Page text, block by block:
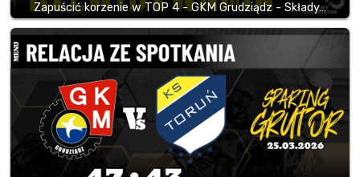
Zapuścić korzenie w TOP 4 - GKM Grudziądz - Składy…